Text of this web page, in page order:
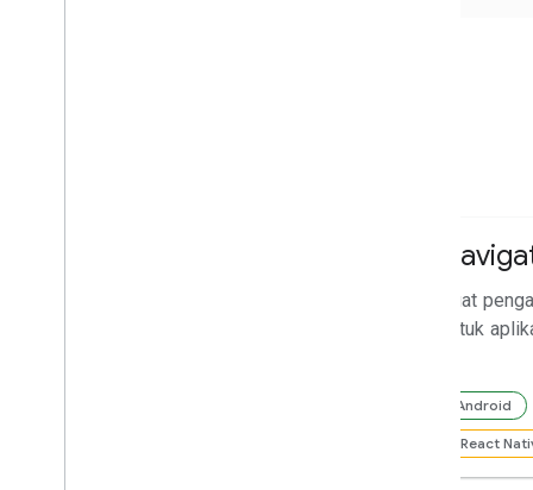
Buat
untuk
Android
React